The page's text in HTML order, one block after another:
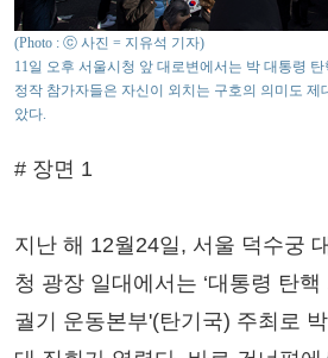
(Photo : ⓒ 사진 = 지유석 기자)
11일 오후 서울시청 앞 대로변에서는 박 대통령
정작 참가자들은 자신이 외치는 구호의 의미도 제
았다.
# 장면 1
지난 해 12월24일, 서울 덕수궁
청 광장 일대에서는 ‘대통령 탄
궐기 운동본부'(탄기국) 주최로